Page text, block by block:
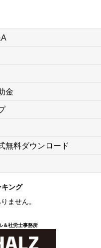
金
無料ダウンロード
キング
ません。
＆社労士事務所